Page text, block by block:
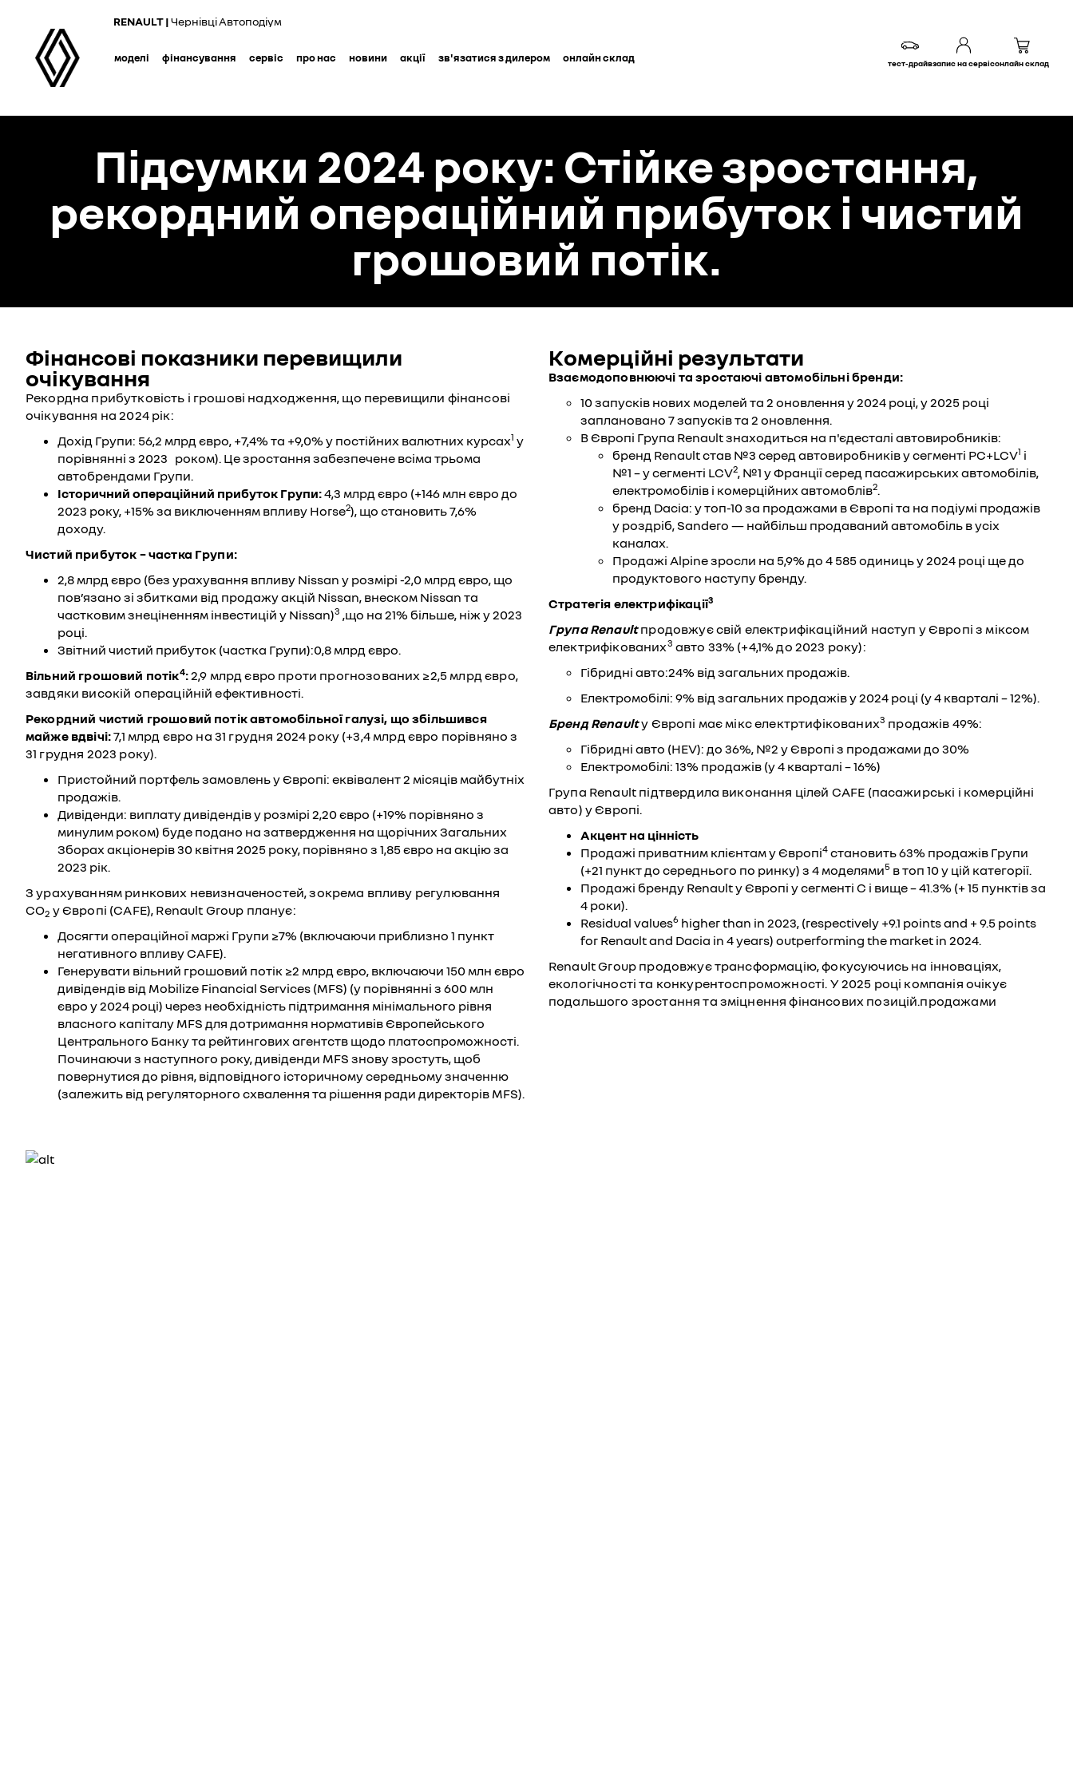
RENAULT |Чернівці Автоподіум
моделі фінансування сервіс про нас новини акції зв'язатися з дилером онлайн склад тест-драйвзапис на сервісонлайн склад
Підсумки 2024 року: Стійке зростання,
рекордний операційний прибуток і чистий
грошовий потік.
Фінансові показники перевищили
очікування
Рекордна прибутковість і грошові надходження, що перевищили фінансові
очікування на 2024 рік:
Дохід Групи: 56,2 млрд євро, +7,4% та +9,0% у постійних валютних курсах1 у
порівнянні з 2023 роком). Це зростання забезпечене всіма трьома
автобрендами Групи.
Історичний операційний прибуток Групи:4,3 млрд євро (+146 млн євро до
2023 року, +15% за виключенням впливу Horse2), що становить 7,6%
доходу.
Чистий прибуток – частка Групи:
2,8 млрд євро (без урахування впливу Nissan у розмірі -2,0 млрд євро, що
пов’язано зі збитками від продажу акцій Nissan, внеском Nissan та
частковим знеціненням інвестицій у Nissan)3 ,що на 21% більше, ніж у 2023
році.
Звітний чистий прибуток (частка Групи):0,8 млрд євро.
Вільний грошовий потік4:2,9 млрд євро проти прогнозованих ≥2,5 млрд євро,
завдяки високій операційній ефективності.
Рекордний чистий грошовий потік автомобільної галузі, що збільшився
майже вдвічі:7,1 млрд євро на 31 грудня 2024 року (+3,4 млрд євро порівняно з
31 грудня 2023 року).
Пристойний портфель замовлень у Європі: еквівалент 2 місяців майбутніх
продажів.
Дивіденди: виплату дивідендів у розмірі 2,20 євро (+19% порівняно з
минулим роком) буде подано на затвердження на щорічних Загальних
Зборах акціонерів 30 квітня 2025 року, порівняно з 1,85 євро на акцію за
2023 рік.
З урахуванням ринкових невизначеностей, зокрема впливу регулювання
CO2 у Європі (CAFE), Renault Group планує:
Досягти операційної маржі Групи ≥7% (включаючи приблизно 1 пункт
негативного впливу CAFE).
Генерувати вільний грошовий потік ≥2 млрд євро, включаючи 150 млн євро
дивідендів від Mobilize Financial Services (MFS) (у порівнянні з 600 млн
євро у 2024 році) через необхідність підтримання мінімального рівня
власного капіталу MFS для дотримання нормативів Європейського
Центрального Банку та рейтингових агентств щодо платоспроможності.
Починаючи з наступного року, дивіденди MFS знову зростуть, щоб
повернутися до рівня, відповідного історичному середньому значенню
(залежить від регуляторного схвалення та рішення ради директорів MFS).
Комерційні результати
Взаємодоповнюючі та зростаючі автомобільні бренди:
10 запусків нових моделей та 2 оновлення у 2024 році, у 2025 році
заплановано 7 запусків та 2 оновлення.
В Європі Група Renault знаходиться на п'єдесталі автовиробників:
бренд Renault став №3 серед автовиробників у сегменті PC+LCV1 і
№1 – у сегменті LCV2, №1 у Франції серед пасажирських автомобілів,
електромобілів і комерційних автомоблів2.
бренд Dacia: у топ-10 за продажами в Європі та на подіумі продажів
у роздріб, Sandero — найбільш продаваний автомобіль в усіх
каналах.
Продажі Alpine зросли на 5,9% до 4 585 одиниць у 2024 році ще до
продуктового наступу бренду.
Стратегія електрифікації3
Група Renaultпродовжує свій електрифікаційний наступ у Європі з міксом
електрифікованих3 авто 33% (+4,1% до 2023 року):
Гібридні авто:24% від загальних продажів.
Електромобілі: 9% від загальних продажів у 2024 році (у 4 кварталі – 12%).
Бренд Renaultу Європі має мікс електртифікованих3 продажів 49%:
Гібридні авто (HEV): до 36%, №2 у Європі з продажами до 30%
Електромобілі: 13% продажів (у 4 кварталі – 16%)
Група Renault підтвердила виконання цілей CAFE (пасажирські і комерційні
авто) у Європі.
Акцент на цінність
Продажі приватним клієнтам у Європі4 становить 63% продажів Групи
(+21 пункт до середнього по ринку) з 4 моделями5 в топ 10 у цій категорії.
Продажі бренду Renault у Європі у сегменті C і вище – 41.3% (+ 15 пунктів за
4 роки).
Residual values6 higher than in 2023, (respectively +9.1 points and + 9.5 points
for Renault and Dacia in 4 years) outperforming the market in 2024.
Renault Group продовжує трансформацію, фокусуючись на інноваціях,
екологічності та конкурентоспроможності. У 2025 році компанія очікує
подальшого зростання та зміцнення фінансових позицій.продажами